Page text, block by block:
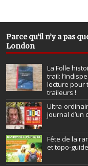
Parce qu’il n’y a pas
London
La Folle
trail:
lecture pour
traileurs !
Ultra-
journal d’un
Fête de la
et topo-